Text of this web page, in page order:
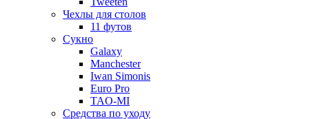
Чехлы для столов
11 футов
Сукно
Galaxy
Manchester
Iwan Simonis
Euro Pro
TAO-MI
Средства по уходу